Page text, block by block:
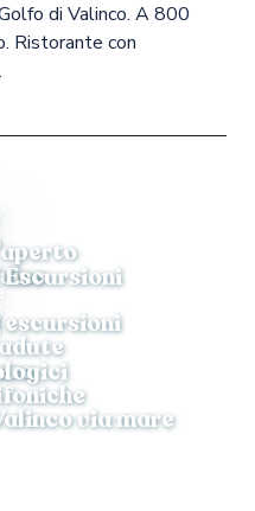
di Valinco. A 800
Ristorante con
escursioni
via mare